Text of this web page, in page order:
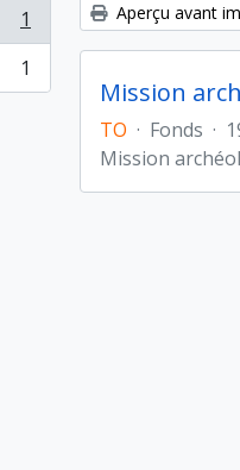
1
1
Aperçu avant
Mission
TO · Fonds ·
Mission